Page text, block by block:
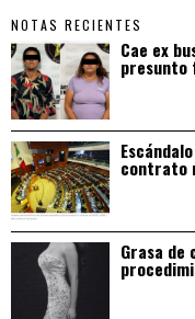
NOTAS RECIENTES
Cae ex
presunto
contrato
Grasa